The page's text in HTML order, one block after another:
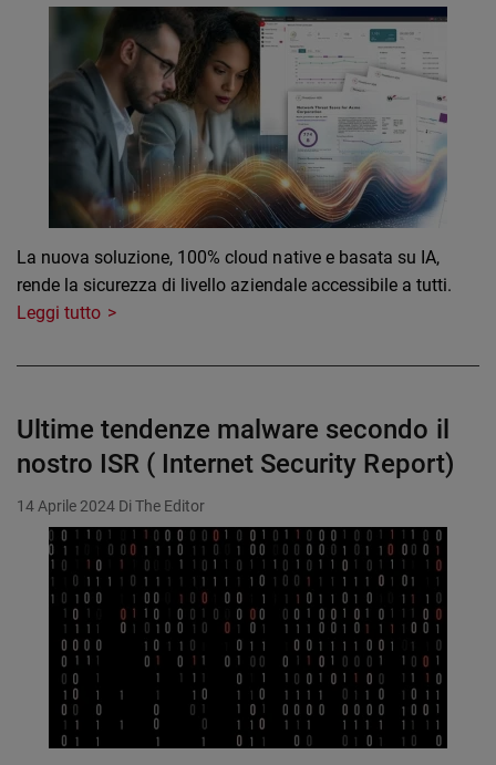
La nuova soluzione, 100% cloud native e basata su IA,
rende la sicurezza di livello aziendale accessibile a tutti.
Leggi tutto
Ultime tendenze malware secondo il
nostro ISR ( Internet Security Report)
14 Aprile 2024 Di The Editor